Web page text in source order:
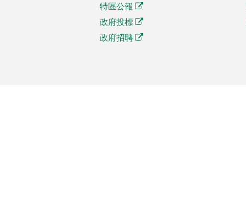
特區公報
政府投標
政府招聘